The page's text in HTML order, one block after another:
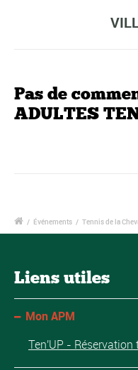
Pas de
ADULTES
/ Événements / Tennis de la
Liens utiles
Mon APM
Ten'UP - Réservation